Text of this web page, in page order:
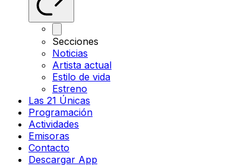
Secciones
Noticias
Artista actual
Estilo de vida
Estreno
Las 21 Únicas
Programación
Actividades
Emisoras
Contacto
Descargar App